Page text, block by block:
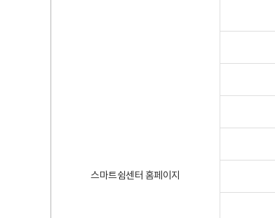
스마트쉼센터 홈페이지